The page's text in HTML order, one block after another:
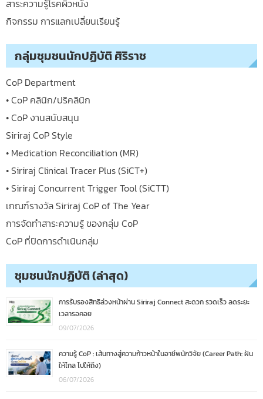
สาระความรู้โรคผิวหนัง
กิจกรรม การแลกเปลี่ยนเรียนรู้
กลุ่มชุมชนนักปฏิบัติ ศิริราช
CoP Department
• CoP คลินิก/ปริคลินิก
• CoP งานสนับสนุน
Siriraj CoP Style
• Medication Reconciliation (MR)
• Siriraj Clinical Tracer Plus (SiCT+)
• Siriraj Concurrent Trigger Tool (SiCTT)
เกณฑ์รางวัล Siriraj CoP of The Year
การจัดทำสาระความรู้ ของกลุ่ม CoP
CoP ที่ปิดการดำเนินกลุ่ม
ชุมชนนักปฏิบัติ (ล่าสุด)
การรับรองสิทธิล่วงหน้าผ่าน Siriraj Connect สะดวก รวดเร็ว ลดระยะ
เวลารอคอย
09/07/2026
ความรู้ CoP : เส้นทางสู่ความก้าวหน้าในอาชีพนักวิจัย (Career Path: ฝัน
ให้ไกล ไปให้ถึง)
06/07/2026